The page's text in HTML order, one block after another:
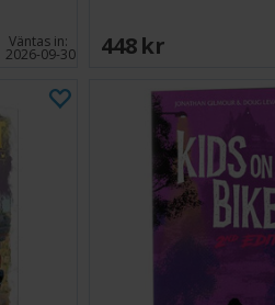
Core Book är din port till en värld av
resor. Kommer ditt namn att bli
havet? Hissa seglen och ta reda på
Väntas in:
2026-09-30 448 SEK